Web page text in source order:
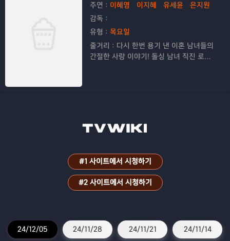
주연： 이혜영 이지혜 유세윤
은지원
감독：
유형： 목요일
줄거리： 다시 한번 용기 낸 이혼 남녀들의
간절한 사랑 이야기! 돌싱 남녀 직진 로맨
#1 사이트에서 시청하기
#2 사이트에서 시청하기
24/12/05 24/11/28 24/11/21 24/11/14